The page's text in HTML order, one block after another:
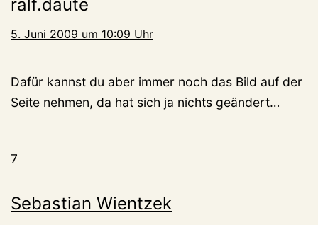
ralf.daute
5. Juni 2009 um 10:09 Uhr
Dafür kannst du aber immer noch das Bild auf der
Seite nehmen, da hat sich ja nichts geändert…
7
Sebastian Wientzek